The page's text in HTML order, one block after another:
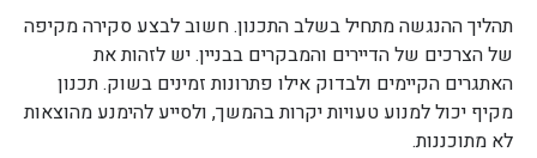
תהליך ההנגשה מתחיל בשלב התכנון. חשוב לבצע סקירה מקיפה
של הצרכים של הדיירים והמבקרים בבניין. יש לזהות את
האתגרים הקיימים ולבדוק אילו פתרונות זמינים בשוק. תכנון
מקיף יכול למנוע טעויות יקרות בהמשך, ולסייע להימנע מהוצאות
לא מתוכננות.